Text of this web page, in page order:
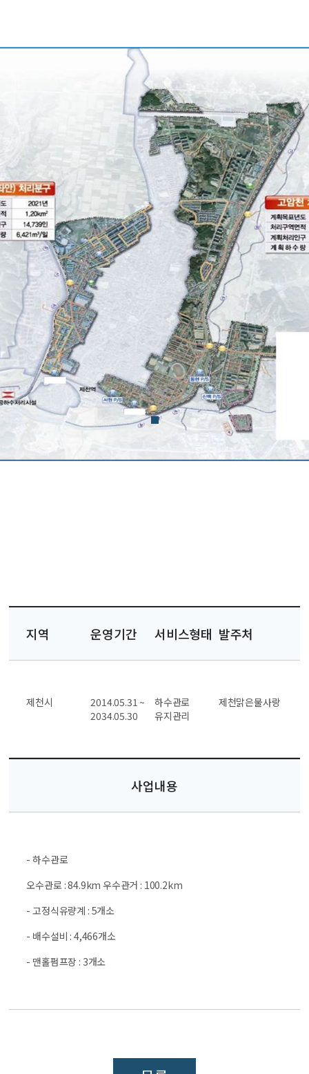
지역 운영기간 서비스형태 발주처
제천시
2014.05.31 ~
2034.05.30
하수관로
유지관리
제천맑은물사랑
사업내용
- 하수관로
오수관로 : 84.9km 우수관거 : 100.2km
- 고정식유량계 : 5개소
- 배수설비 : 4,466개소
- 맨홀펌프장 : 3개소